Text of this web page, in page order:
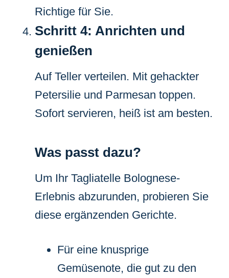
Richtige für Sie.
Schritt 4: Anrichten und
genießen
Auf Teller verteilen. Mit gehackter
Petersilie und Parmesan toppen.
Sofort servieren, heiß ist am besten.
Was passt dazu?
Um Ihr Tagliatelle Bolognese-
Erlebnis abzurunden, probieren Sie
diese ergänzenden Gerichte.
Für eine knusprige
Gemüsenote, die gut zu den